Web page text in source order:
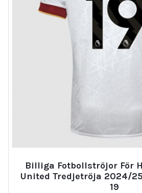
Billiga Fotbollströjor För
United Tredjetröja 2024/
19